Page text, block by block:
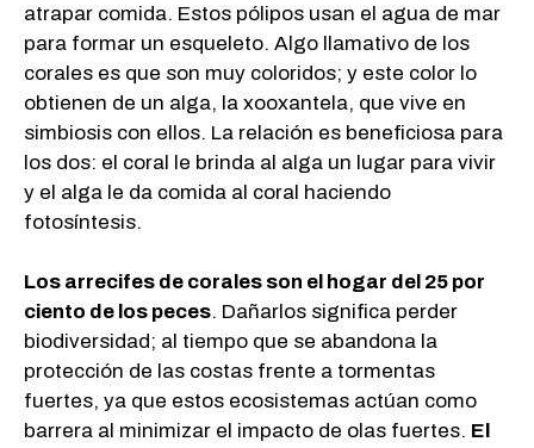
atrapar comida. Estos pólipos usan el agua de mar
para formar un esqueleto. Algo llamativo de los
corales es que son muy coloridos; y este color lo
obtienen de un alga, la xooxantela, que vive en
simbiosis con ellos. La relación es beneficiosa para
los dos: el coral le brinda al alga un lugar para vivir
y el alga le da comida al coral haciendo
fotosíntesis.
Los arrecifes de corales son el hogar del 25 por
ciento de los peces. Dañarlos significa perder
biodiversidad; al tiempo que se abandona la
protección de las costas frente a tormentas
fuertes, ya que estos ecosistemas actúan como
barrera al minimizar el impacto de olas fuertes. El